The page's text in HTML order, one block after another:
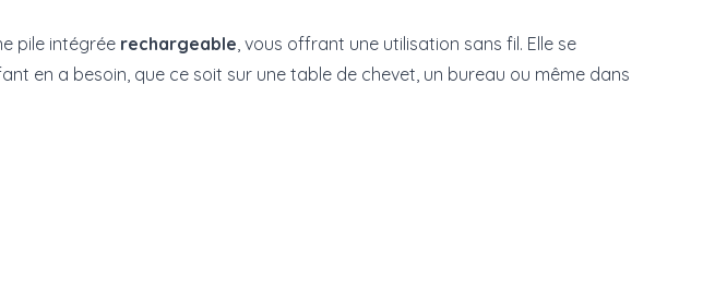
pile intégrée rechargeable, vous offrant une utilisation sans fil. Elle se
en a besoin, que ce soit sur une table de chevet, un bureau ou même dans